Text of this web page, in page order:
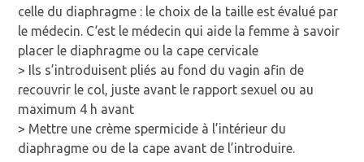
celle du diaphragme : le choix de la taille est évalué par
le médecin. C‘est le médecin qui aide la femme à savoir
placer le diaphragme ou la cape cervicale
> Ils s’introduisent pliés au fond du vagin afin de
recouvrir le col, juste avant le rapport sexuel ou au
maximum 4 h avant
> Mettre une crème spermicide à l’intérieur du
diaphragme ou de la cape avant de l’introduire.